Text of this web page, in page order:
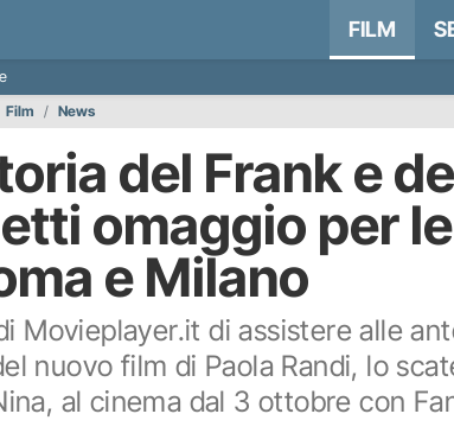
FILM
Film News
del Frank e
omaggio per
e Milano
Movieplayer.it di assistere alle
nuovo film di Paola Randi, lo
al cinema dal 3 ottobre con